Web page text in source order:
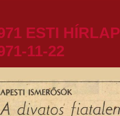
ESTI HÍRLAP
11-22